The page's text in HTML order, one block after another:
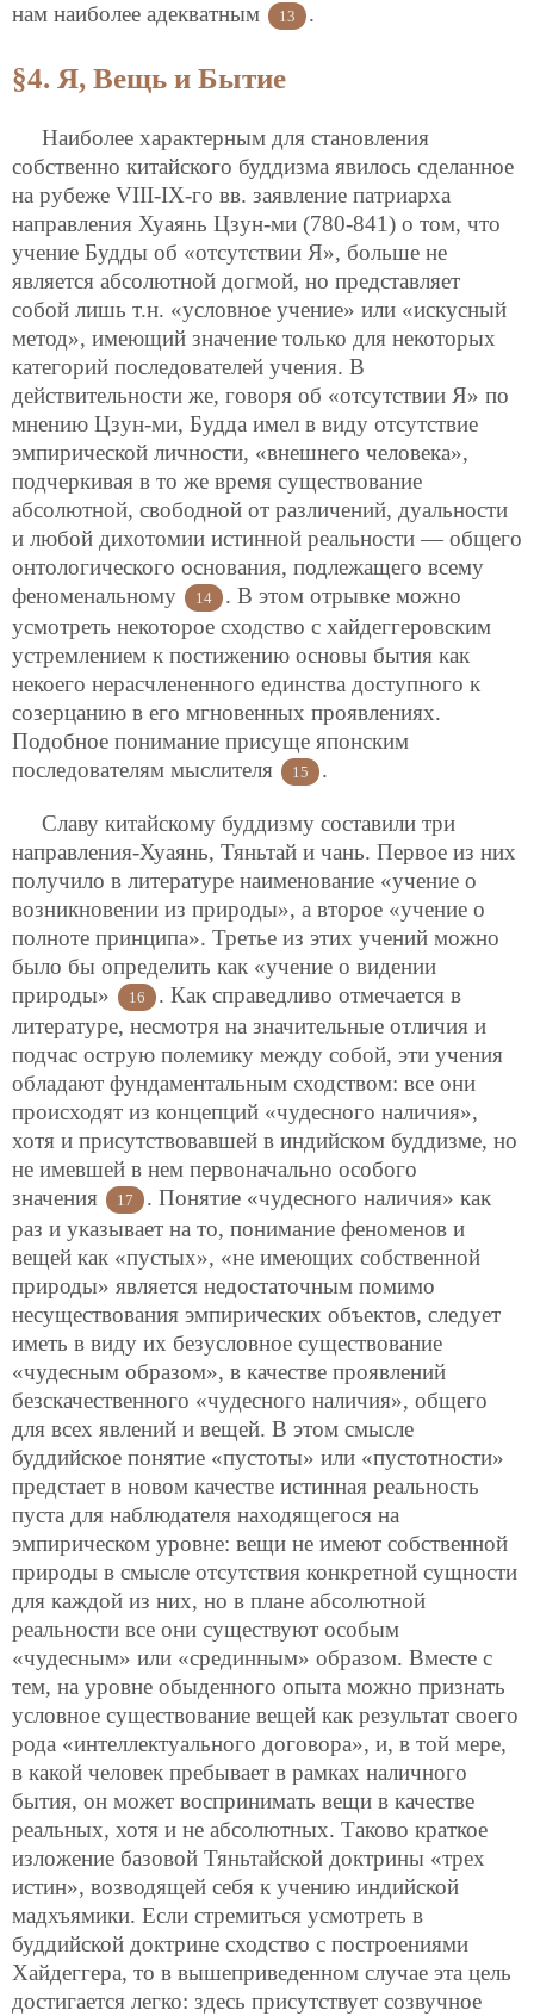
нам наиболее адекватным 13 .
§4. Я, Вещь и Бытие
Наиболее характерным для становления
собственно китайского буддизма явилось сделанное
на рубеже VIII-IX-го вв. заявление патриарха
направления Хуаянь Цзун-ми (780-841) о том, что
учение Будды об «отсутствии Я», больше не
является абсолютной догмой, но представляет
собой лишь т.н. «условное учение» или «искусный
метод», имеющий значение только для некоторых
категорий последователей учения. В
действительности же, говоря об «отсутствии Я» по
мнению Цзун-ми, Будда имел в виду отсутствие
эмпирической личности, «внешнего человека»,
подчеркивая в то же время существование
абсолютной, свободной от различений, дуальности
и любой дихотомии истинной реальности — общего
онтологического основания, подлежащего всему
феноменальному
14
. В этом отрывке можно
усмотреть некоторое сходство с хайдеггеровским
устремлением к постижению основы бытия как
некоего нерасчлененного единства доступного к
созерцанию в его мгновенных проявлениях.
Подобное понимание присуще японским
последователям мыслителя
15 .
Славу китайскому буддизму составили три
направления-Хуаянь, Тяньтай и чань. Первое из них
получило в литературе наименование «учение о
возникновении из природы», а второе «учение о
полноте принципа». Третье из этих учений можно
было бы определить как «учение о видении
природы»
16
. Как справедливо отмечается в
литературе, несмотря на значительные отличия и
подчас острую полемику между собой, эти учения
обладают фундаментальным сходством: все они
происходят из концепций «чудесного наличия»,
хотя и присутствовавшей в индийском буддизме, но
не имевшей в нем первоначально особого
значения
17
. Понятие «чудесного наличия» как
раз и указывает на то, понимание феноменов и
вещей как «пустых», «не имеющих собственной
природы» является недостаточным помимо
несуществования эмпирических объектов, следует
иметь в виду их безусловное существование
«чудесным образом», в качестве проявлений
безскачественного «чудесного наличия», общего
для всех явлений и вещей. В этом смысле
буддийское понятие «пустоты» или «пустотности»
предстает в новом качестве истинная реальность
пуста для наблюдателя находящегося на
эмпирическом уровне: вещи не имеют собственной
природы в смысле отсутствия конкретной сущности
для каждой из них, но в плане абсолютной
реальности все они существуют особым
«чудесным» или «срединным» образом. Вместе с
тем, на уровне обыденного опыта можно признать
условное существование вещей как результат своего
рода «интеллектуального договора», и, в той мере,
в какой человек пребывает в рамках наличного
бытия, он может воспринимать вещи в качестве
реальных, хотя и не абсолютных. Таково краткое
изложение базовой Тяньтайской доктрины «трех
истин», возводящей себя к учению индийской
мадхъямики. Если стремиться усмотреть в
буддийской доктрине сходство с построениями
Хайдеггера, то в вышеприведенном случае эта цель
достигается легко: здесь присутствует созвучное